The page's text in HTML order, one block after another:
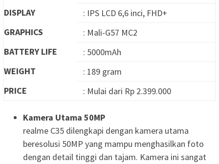
DISPLAY
: IPS LCD 6,6 inci, FHD+
GRAPHICS
: Mali-G57 MC2
BATTERY LIFE
: 5000mAh
WEIGHT
: 189 gram
PRICE
: Mulai dari Rp 2.399.000
Kamera Utama 50MP
realme C35 dilengkapi dengan kamera utama
beresolusi 50MP yang mampu menghasilkan foto
dengan detail tinggi dan tajam. Kamera ini sangat